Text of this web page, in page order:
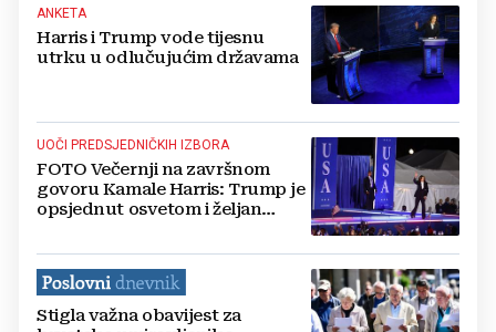
ANKETA
Harris i Trump vode tijesnu
utrku u odlučujućim državama
UOČI PREDSJEDNIČKIH IZBORA
FOTO Večernji na završnom
govoru Kamale Harris: Trump je
opsjednut osvetom i željan
Stigla važna obavijest za